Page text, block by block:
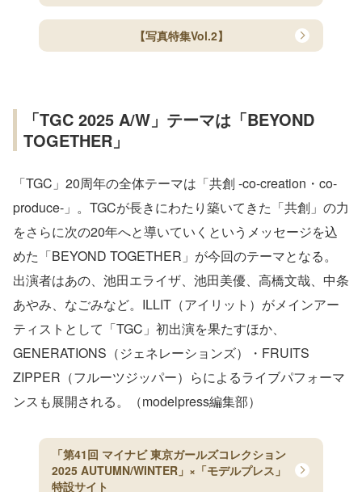
【写真特集Vol.2】
「TGC 2025 A/W」テーマは「BEYOND
TOGETHER」
「TGC」20周年の全体テーマは「共創 -co-creation・co-
produce-」。TGCが長きにわたり築いてきた「共創」の力
をさらに次の20年へと導いていくというメッセージを込
めた「BEYOND TOGETHER」が今回のテーマとなる。
出演者はあの、池田エライザ、池田美優、高橋文哉、中条
あやみ、なごみなど。ILLIT（アイリット）がメインアー
ティストとして「TGC」初出演を果たすほか、
GENERATIONS（ジェネレーションズ）・FRUITS
ZIPPER（フルーツジッパー）らによるライブパフォーマ
ンスも展開される。（modelpress編集部）
「第41回 マイナビ 東京ガールズコレクション
2025 AUTUMN/WINTER」×「モデルプレス」
特設サイト